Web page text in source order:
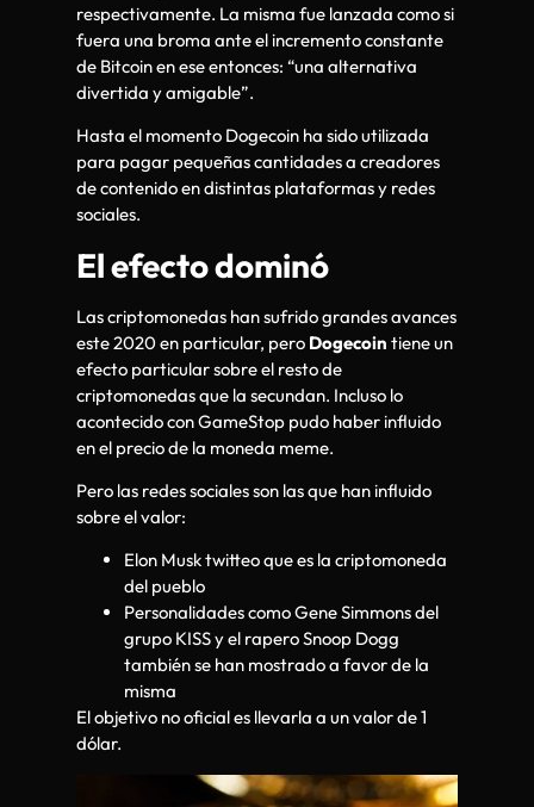
respectivamente. La misma fue lanzada como si
fuera una broma ante el incremento constante
de Bitcoin en ese entonces: “una alternativa
divertida y amigable”.
Hasta el momento Dogecoin ha sido utilizada
para pagar pequeñas cantidades a creadores
de contenido en distintas plataformas y redes
sociales.
El efecto dominó
Las criptomonedas han sufrido grandes avances
este 2020 en particular, pero Dogecoin tiene un
efecto particular sobre el resto de
criptomonedas que la secundan. Incluso lo
acontecido con GameStop pudo haber influido
en el precio de la moneda meme.
Pero las redes sociales son las que han influido
sobre el valor:
Elon Musk twitteo que es la criptomoneda
del pueblo
Personalidades como Gene Simmons del
grupo KISS y el rapero Snoop Dogg
también se han mostrado a favor de la
misma
El objetivo no oficial es llevarla a un valor de 1
dólar.